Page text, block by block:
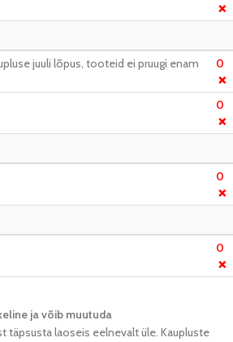
❌
juuli lõpus, tooteid ei pruugi enam
0
❌
0
❌
0
❌
0
❌
ja võib muutuda​
täpsusta laoseis eelnevalt üle. Kaupluste